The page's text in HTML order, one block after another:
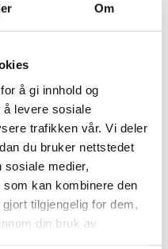
Om
å gi innhold og
å levere sosiale
trafikken vår. Vi deler
du bruker nettstedet
medier,
kan kombinere den
tilgjengelig for dem,
din bruk av